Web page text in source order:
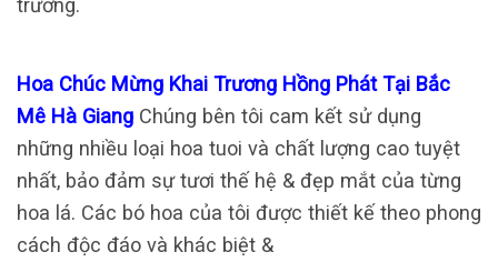
trường.
Hoa Chúc Mừng Khai Trương Hồng Phát Tại Bắc
Mê Hà Giang Chúng bên tôi cam kết sử dụng
những nhiều loại hoa tuoi và chất lượng cao tuyệt
nhất, bảo đảm sự tươi thế hệ & đẹp mắt của từng
hoa lá. Các bó hoa của tôi được thiết kế theo phong
cách độc đáo và khác biệt &